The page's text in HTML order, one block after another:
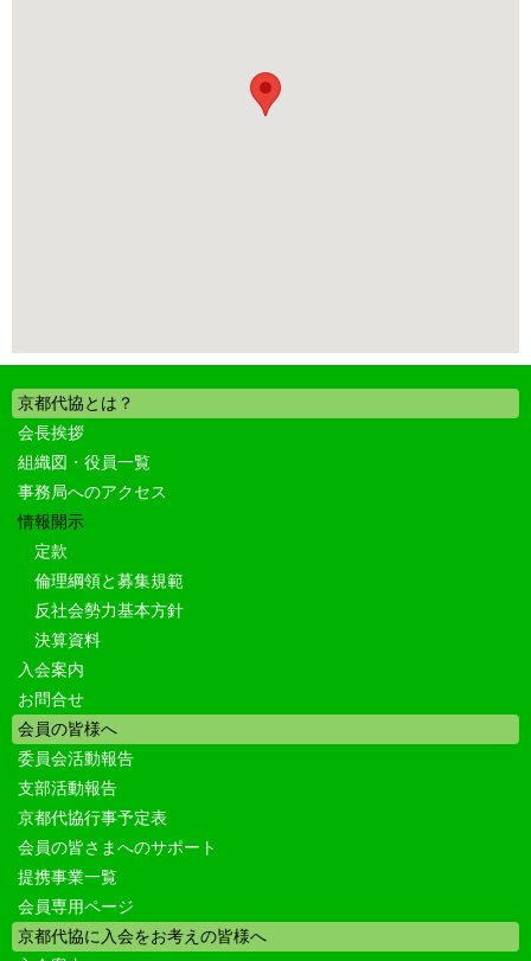
京都代協とは？
会長挨拶
組織図・役員一覧
事務局へのアクセス
情報開示
定款
倫理綱領と募集規範
反社会勢力基本方針
決算資料
入会案内
お問合せ
会員の皆様へ
委員会活動報告
支部活動報告
京都代協行事予定表
会員の皆さまへのサポート
提携事業一覧
会員専用ページ
京都代協に入会をお考えの皆様へ